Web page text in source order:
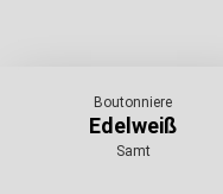
Boutonniere
Edelweiß
Samt